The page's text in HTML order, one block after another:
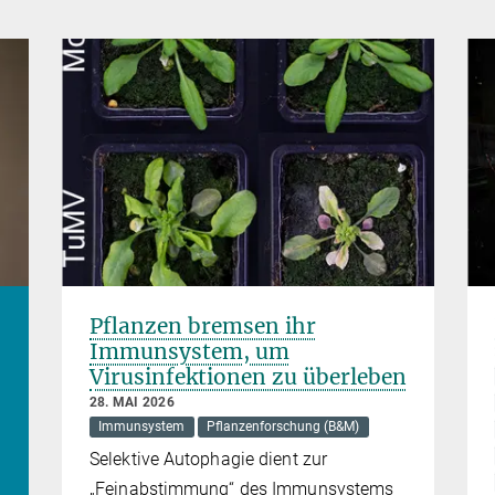
Pflanzen bremsen ihr
Immunsystem, um
Virusinfektionen zu überleben
28. MAI 2026
Immunsystem
Pflanzenforschung (B&M)
Selektive Autophagie dient zur
„Feinabstimmung“ des Immunsystems